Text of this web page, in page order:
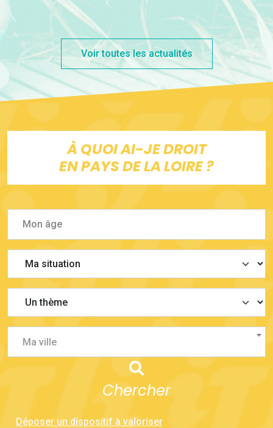
Voir toutes les actualités
À QUOI AI-JE DROIT
EN PAYS DE LA LOIRE ?
Ma ville
Chercher
Déposer un dispositif à valoriser